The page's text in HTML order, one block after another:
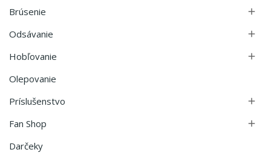
Brúsenie 
Odsávanie 
Hobľovanie 
Olepovanie
Príslušenstvo

Fan Shop 
Darčeky